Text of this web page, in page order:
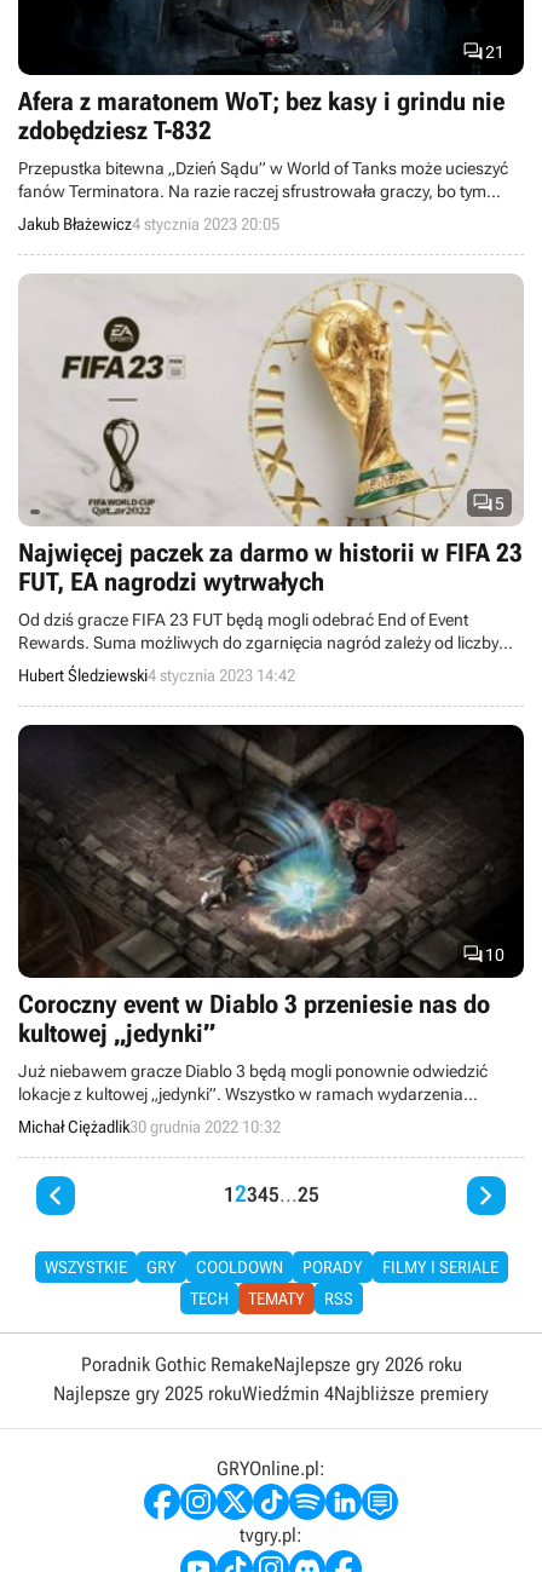
21
Afera z maratonem WoT; bez kasy i grindu nie
zdobędziesz T-832
Przepustka bitewna „Dzień Sądu” w World of Tanks może ucieszyć
fanów Terminatora. Na razie raczej sfrustrowała graczy, bo tym
razem zapłacą nawet za „grind”.
Jakub Błażewicz4 stycznia 2023 20:05
5
Najwięcej paczek za darmo w historii w FIFA 23
FUT, EA nagrodzi wytrwałych
Od dziś gracze FIFA 23 FUT będą mogli odebrać End of Event
Rewards. Suma możliwych do zgarnięcia nagród zależy od liczby
mundialowych kart zdobytych podczas wydarzenia z okazji
Mistrzostw Świata w Katarze.
Hubert Śledziewski4 stycznia 2023 14:42
10
Coroczny event w Diablo 3 przeniesie nas do
kultowej „jedynki”
Już niebawem gracze Diablo 3 będą mogli ponownie odwiedzić
lokacje z kultowej „jedynki”. Wszystko w ramach wydarzenia
Darkening of Tristam, które ruszy już na początku stycznia.
Michał Ciężadlik30 grudnia 2022 10:32
 12345...25 
WSZYSTKIE GRY COOLDOWN PORADY
FILMY I SERIALE
TECH
TEMATY RSS
Poradnik Gothic RemakeNajlepsze gry 2026 roku
Najlepsze gry 2025 rokuWiedźmin 4Najbliższe premiery
GRYOnline.pl:
tvgry.pl: